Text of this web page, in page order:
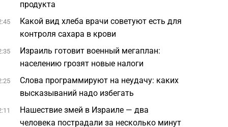
продукта
Какой вид хлеба врачи советуют есть для
контроля сахара в крови
Израиль готовит военный мегаплан:
населению грозят новые налоги
Слова программируют на неудачу: каких
высказываний надо избегать
Нашествие змей в Израиле — два
человека пострадали за несколько минут